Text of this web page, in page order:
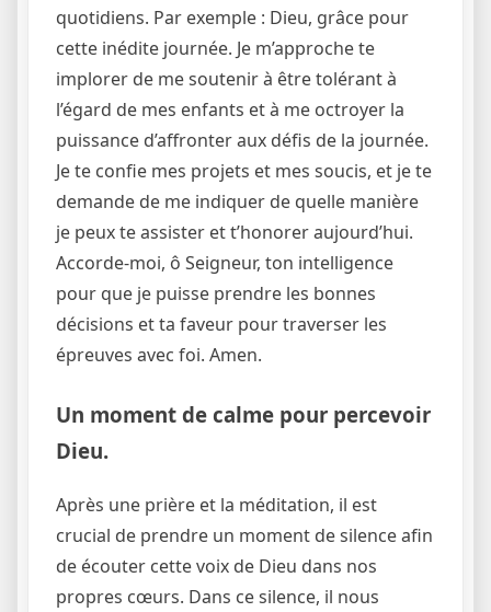
quotidiens. Par exemple : Dieu, grâce pour
cette inédite journée. Je m’approche te
implorer de me soutenir à être tolérant à
l’égard de mes enfants et à me octroyer la
puissance d’affronter aux défis de la journée.
Je te confie mes projets et mes soucis, et je te
demande de me indiquer de quelle manière
je peux te assister et t’honorer aujourd’hui.
Accorde-moi, ô Seigneur, ton intelligence
pour que je puisse prendre les bonnes
décisions et ta faveur pour traverser les
épreuves avec foi. Amen.
Un moment de calme pour percevoir
Dieu.
Après une prière et la méditation, il est
crucial de prendre un moment de silence afin
de écouter cette voix de Dieu dans nos
propres cœurs. Dans ce silence, il nous